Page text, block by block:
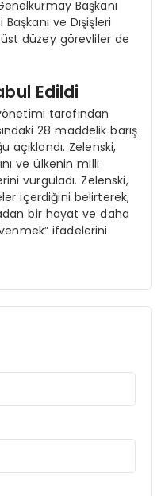
Başkanı
Başkanı ve Dışişleri
üst düzey görevliler de
Edildi
tarafından
28 maddelik barış
açıklandı. Zelenski,
ve ülkenin milli
vurguladı. Zelenski,
içerdiğini belirterek,
bir hayat ve daha
ifadelerini